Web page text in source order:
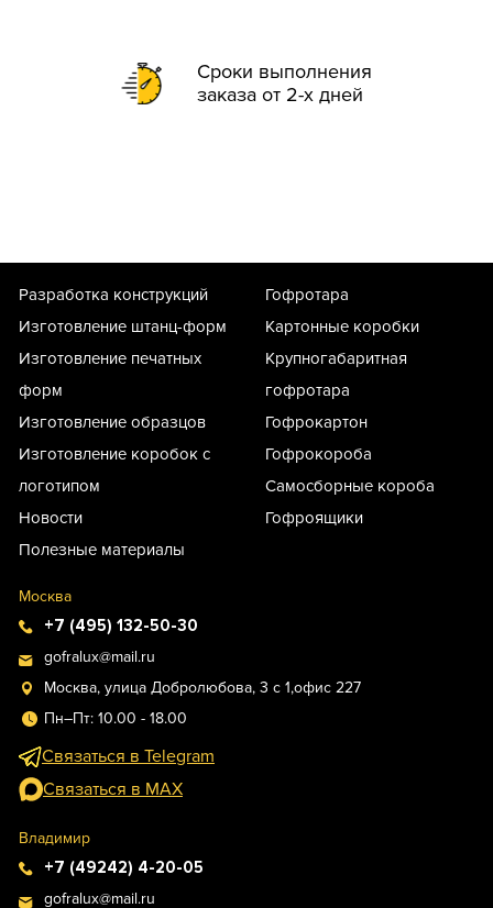
Сроки выполнения
заказа от 2-х дней
Разработка конструкций
Изготовление штанц-форм
Изготовление печатных
форм
Изготовление образцов
Изготовление коробок с
логотипом
Новости
Полезные материалы
Гофротара
Картонные коробки
Крупногабаритная
гофротара
Гофрокартон
Гофрокороба
Самосборные короба
Гофроящики
Москва
+7 (495) 132-50-30
gofralux@mail.ru
Москва, улица Добролюбова, 3 с 1,офис 227
Пн–Пт: 10.00 - 18.00
Связаться в Telegram
Связаться в MAX
Владимир
+7 (49242) 4-20-05
gofralux@mail.ru